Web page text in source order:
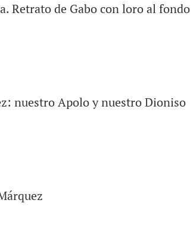
Retrato de Gabo con loro al fondo
nuestro Apolo y nuestro Dioniso